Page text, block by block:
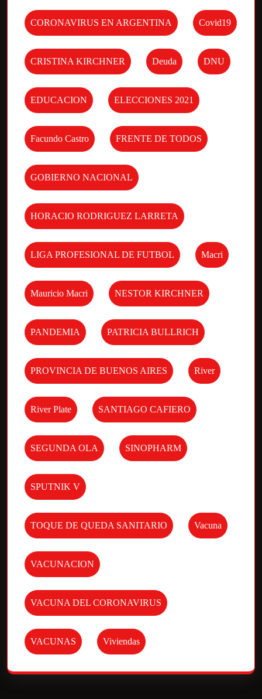
CORONAVIRUS EN ARGENTINA Covid19
CRISTINA KIRCHNER Deuda DNU
EDUCACION ELECCIONES 2021
Facundo Castro FRENTE DE TODOS
GOBIERNO NACIONAL
HORACIO RODRIGUEZ LARRETA
LIGA PROFESIONAL DE FUTBOL Macri
Mauricio Macri NESTOR KIRCHNER
PANDEMIA PATRICIA BULLRICH
PROVINCIA DE BUENOS AIRES River
River Plate SANTIAGO CAFIERO
SEGUNDA OLA SINOPHARM
SPUTNIK V
TOQUE DE QUEDA SANITARIO Vacuna
VACUNACION
VACUNA DEL CORONAVIRUS
VACUNAS Viviendas